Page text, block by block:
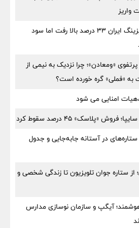
واریز
معمای «ولیز»؛ درآمد لیزینگ ایران ۳۳ درصد بالا رفت اما سود
پرتفوی «ومعادن»؛ چرا نزدیک به نیمی از
به «فملی» گره خورده است؟
امنایی می شود
«پلاسک» ۴۵ درصد سقوط کرد
در آستانه جابه‌جایی و جدول
از ستاره جوان تلویزیون تا زندگی شخصی و
آیگپ و سازمان نوسازی مدارس